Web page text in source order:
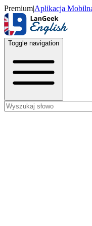
Premium|Aplikacja
Toggle navigation